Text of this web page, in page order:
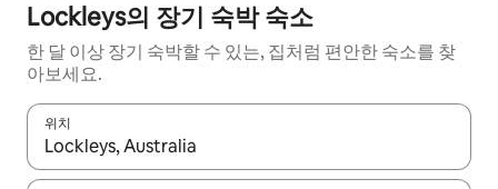
Lockleys의 장기 숙박 숙소
한 달 이상 장기 숙박할 수 있는, 집처럼 편안한 숙소를 찾
아보세요.
위치
결과가 나오면 위·아래 화살표 키를 사용하거나 터치 또는 스와이